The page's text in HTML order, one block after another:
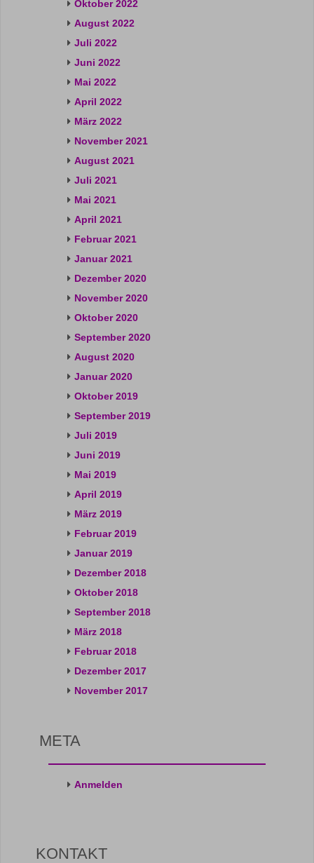
Oktober 2022
August 2022
Juli 2022
Juni 2022
Mai 2022
April 2022
März 2022
November 2021
August 2021
Juli 2021
Mai 2021
April 2021
Februar 2021
Januar 2021
Dezember 2020
November 2020
Oktober 2020
September 2020
August 2020
Januar 2020
Oktober 2019
September 2019
Juli 2019
Juni 2019
Mai 2019
April 2019
März 2019
Februar 2019
Januar 2019
Dezember 2018
Oktober 2018
September 2018
März 2018
Februar 2018
Dezember 2017
November 2017
META
Anmelden
KONTAKT